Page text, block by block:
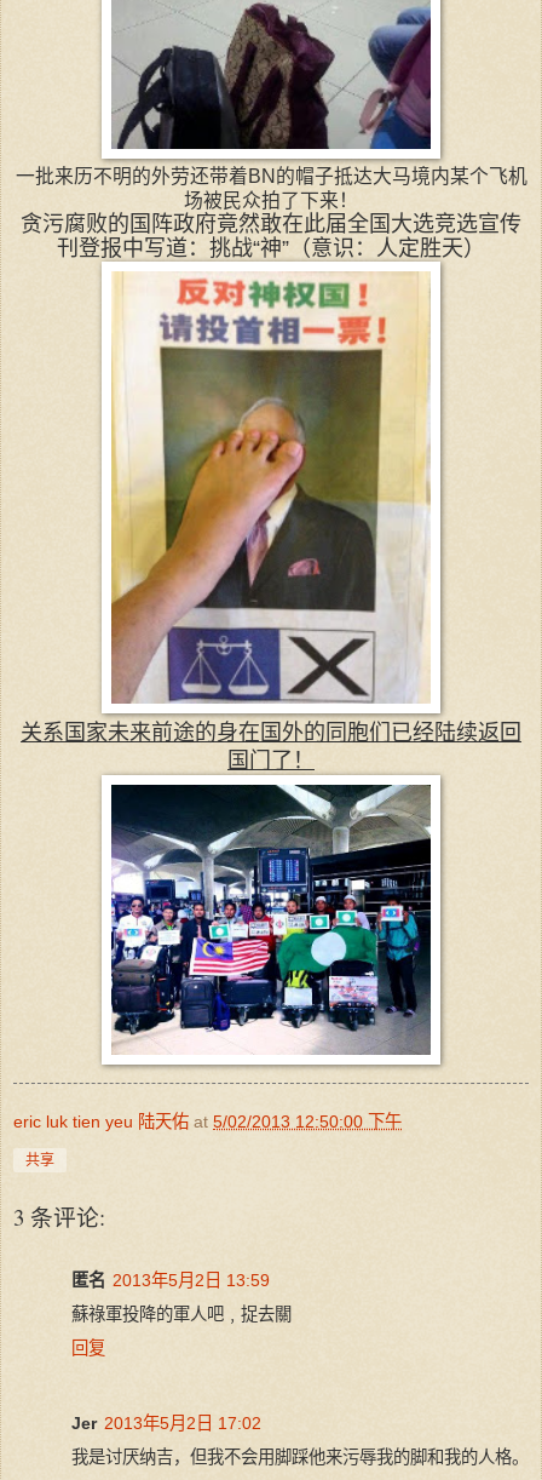
一批来历不明的外劳还带着BN的帽子抵达大马境内某个飞机
场被民众拍了下来！
贪污腐败的国阵政府竟然敢在此届全国大选竞选宣传
刊登报中写道：挑战“神”（意识：人定胜天）
关系国家未来前途的身在国外的同胞们已经陆续返回
国门了！
eric luk tien yeu 陆天佑 at 5/02/2013 12:50:00 下午
共享
3 条评论:
匿名 2013年5月2日 13:59
蘇祿軍投降的軍人吧﹐捉去關
回复
Jer 2013年5月2日 17:02
我是讨厌纳吉，但我不会用脚踩他来污辱我的脚和我的人格。